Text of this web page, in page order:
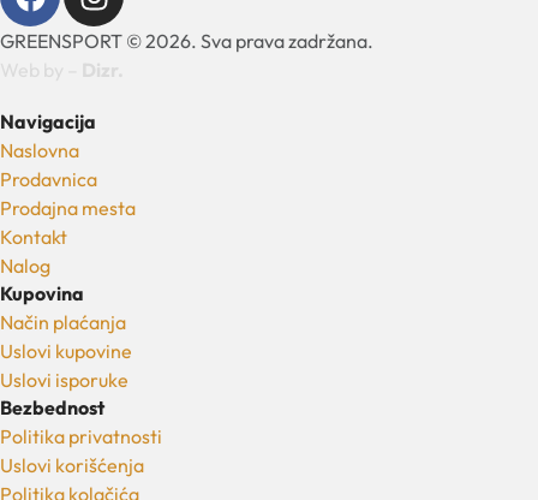
GREENSPORT © 2026. Sva prava zadržana.
Navigacija
Naslovna
Prodavnica
Prodajna mesta
Kontakt
Nalog
Kupovina
Način plaćanja
Uslovi kupovine
Uslovi isporuke
Bezbednost
Politika privatnosti
Uslovi korišćenja
Politika kolačića